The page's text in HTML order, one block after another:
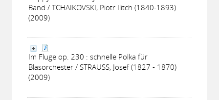
Band / TCHAIKOVSKI, Piotr Ilitch (1840-1893)
(2009)
Im Fluge op. 230 : schnelle Polka für
Blasorchester / STRAUSS, Josef (1827 - 1870)
(2009)